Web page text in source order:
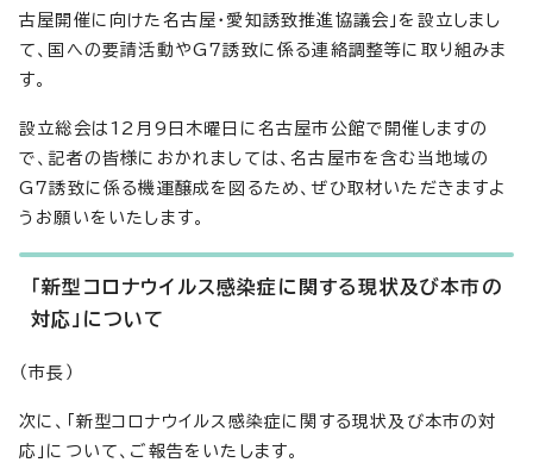
古屋開催に向けた名古屋・愛知誘致推進協議会」を設立しまし
て、国への要請活動やG7誘致に係る連絡調整等に取り組みま
す。
設立総会は12月9日木曜日に名古屋市公館で開催しますの
で、記者の皆様におかれましては、名古屋市を含む当地域の
G7誘致に係る機運醸成を図るため、ぜひ取材いただきますよ
うお願いをいたします。
「新型コロナウイルス感染症に関する現状及び本市の
対応」について
（市長）
次に、「新型コロナウイルス感染症に関する現状及び本市の対
応」について、ご報告をいたします。